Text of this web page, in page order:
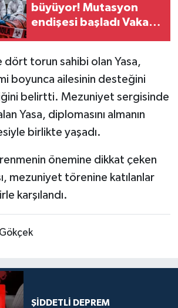
büyüyor! Mutasyon
endişesi başladı Vaka
dört torun sahibi olan Yasa,
boyunca ailesinin desteğini
belirtti. Mezuniyet sergisinde
Yasa, diplomasını almanın
birlikte yaşadı.
önemine dikkat çeken
mezuniyet törenine katılanlar
karşılandı.
ŞİDDETLİ DEPREM